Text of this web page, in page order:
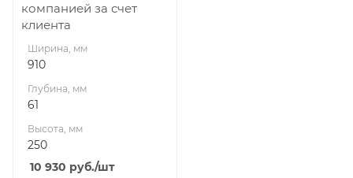
компанией за счет
клиента
Ширина, мм
910
Глубина, мм
61
Высота, мм
250
10 930 руб./шт